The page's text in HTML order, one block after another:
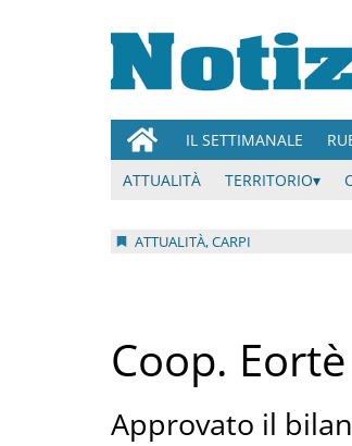
IL SETTIMANALE
ATTUALITÀ
TERRITORIO
ATTUALITÀ, CARPI
Coop.
Approvato il